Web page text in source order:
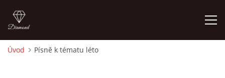
Úvod Písně k tématu léto